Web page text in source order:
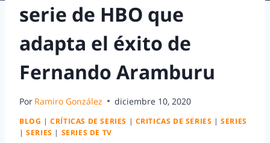
serie de HBO que
adapta el éxito de
Fernando Aramburu
Por Ramiro González diciembre 10, 2020
BLOG |CRÍTICAS DE SERIES | CRITICAS DE SERIES |SERIES
|SERIES | SERIES DE TV